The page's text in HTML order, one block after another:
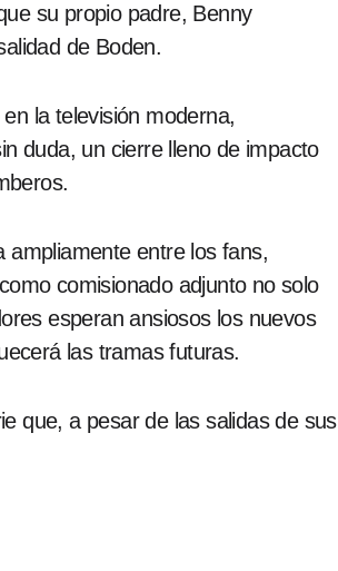
su propio padre, Benny
de Boden.
la televisión moderna,
duda, un cierre lleno de impacto
ampliamente entre los fans,
comisionado adjunto no solo
esperan ansiosos los nuevos
las tramas futuras.
que, a pesar de las salidas de sus